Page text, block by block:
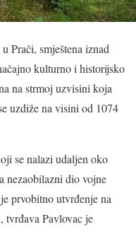
Prači, smještena iznad
kulturno i historijsko
na strmoj uzvisini koja
uzdiže na visini od 1074
se nalazi udaljen oko
nezaobilazni dio vojne
prvobitno utvrđenje na
tvrđava Pavlovac je